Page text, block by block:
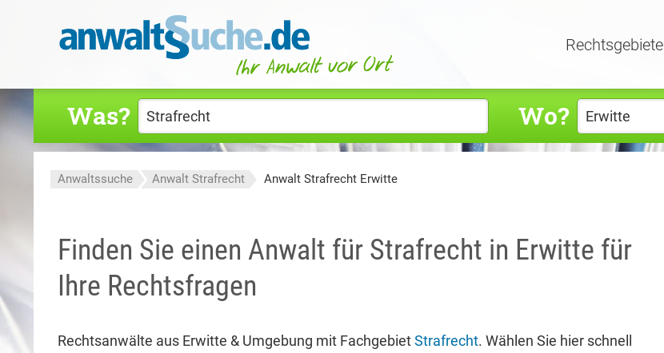
Rechtsgebiete
Was? Wo?
Anwaltssuche Anwalt Strafrecht Anwalt Strafrecht Erwitte
Finden Sie einen Anwalt für Strafrecht in Erwitte für
Ihre Rechtsfragen
Rechtsanwälte aus Erwitte & Umgebung mit FachgebietStrafrecht. Wählen Sie hier schnell